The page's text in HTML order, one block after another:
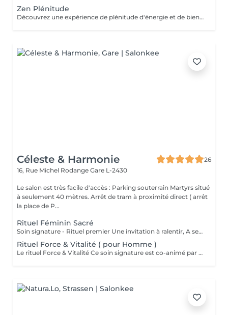
Zen Plénitude
Découvrez une expérience de plénitude d'énergie et de bien-être avec une alliance parfaite du massage relaxant du corps de 60 minutes et réflexologie plantaire de 30 minutes. Plongez-vous dans les sensations de bien-être et de sérénité grâce aux mouvements lents et enveloppants et des parfums délicats des huiles. Ce massage relaxant procure le relâchement des tensions musculaires et l'apaisement de l'esprit. Poursuivez l'expérience avec une demi-heure consacrée à vos pieds, véritable relais de l'équilibre et de l'harmonie global. Le travail délicat sur les zones réflexes des pieds permet rétablir une libre circulation d'énergie dans votre corps et une synergie de fonctionnement des organes internes. Offrez-vous une combinaison idéale pour une détente profonde, libération de stress et l'harmonie intérieure.
Céleste & Harmonie
26
16, Rue Michel Rodange Gare L-2430
Le salon est très facile d'accès : Parking souterrain Martyrs situé
à seulement 40 mètres. Arrêt de tram à proximité direct ( arrêt
la place de P...
Rituel Féminin Sacré
Soin signature - Rituel premier Une invitation à ralentir, A se reconnecter à son corps, A sa féminité, Et à sa profondeur intérieure. Le Rituel Féminin Sacré est un massage émotionnel réconfortant et enveloppant, aux manuvres lentes et ondulantes, conçu comme un véritable voyage intérieur. Ce soin signature est co-animé par deux expertes: ' Une praticienne en massage bien-être ' Une sophrologue certifiée Pour une approche globale du corps, des émotions et de la conscience. Une huile neutre naturelle accompagne le rituel pour sublimer la peau et soutenir la dimension symbolique du soin . Le rituel se clôture par un accueil des ressentis et échange. Pour toute information complémentaire ou réservation ce soin , je vous invite à me contacter.
Rituel Force & Vitalité ( pour Homme )
Le rituel Force & Vitalité Ce soin signature est co-animé par deux expertes: ' Une praticienne en massage bien-être ' Une sophrologue certifiée Pour une approche globale du corps, des émotions et de la conscience. C'est un soin global qui agit à la fois sur le corps et l'esprit. Il associe des techniques de massage profondes pour libérer les tensions et relancer l'énergie, à des exercices de respiration et de relaxation guidée pour apaiser le mental et renforcer l'ancrage. Cette synergie unique permet de retrouver force, équilibre intérieur et clarté, tout en offrant une sensation durable de bien-être et de vitalité. Pour toute information complémentaire ou réservation ce soin , je vous invite à me contacter.